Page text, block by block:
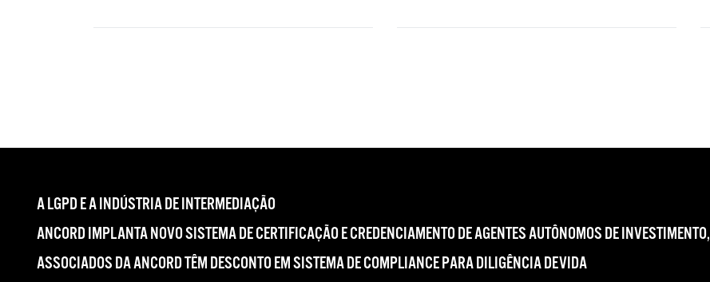
A LGPD E A INDÚSTRIA DE INTERMEDIAÇÃO
ANCORD IMPLANTA NOVO SISTEMA DE CERTIFICAÇÃO E CREDENCIAMENTO DE AGENTES AUTÔNOMOS DE INVESTIMENTO,
ASSOCIADOS DA ANCORD TÊM DESCONTO EM SISTEMA DE COMPLIANCE PARA DILIGÊNCIA DEVIDA